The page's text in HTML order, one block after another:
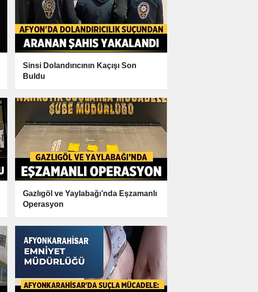
Sinsi Dolandırıcının Kaçışı Son
Buldu
Gazlıgöl ve Yaylabağı’nda Eşzamanlı
Operasyon